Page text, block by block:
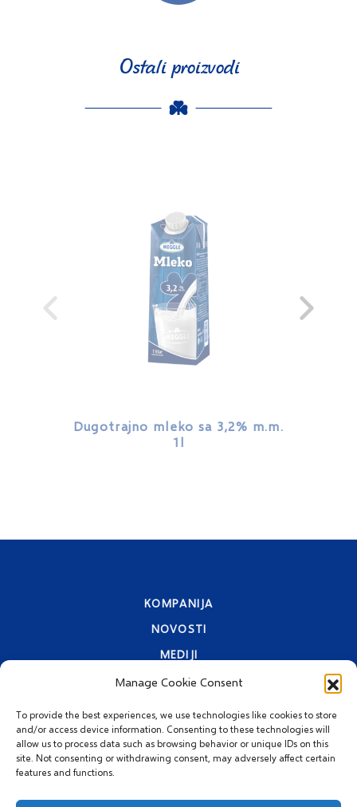
Manage Cookie Consent
To provide the best experiences, we use technologies like cookies to store
and/or access device information. Consenting to these technologies will
allow us to process data such as browsing behavior or unique IDs on this
site. Not consenting or withdrawing consent, may adversely affect certain
features and functions.
Ostali proizvodi
Dugotrajno mleko sa 3,2% m.m.
1l
KOMPANIJA
NOVOSTI
MEDIJI
KONKURS ZA ZAPOŠLJAVANJE
IZJAVA O PRIVATNOSTI